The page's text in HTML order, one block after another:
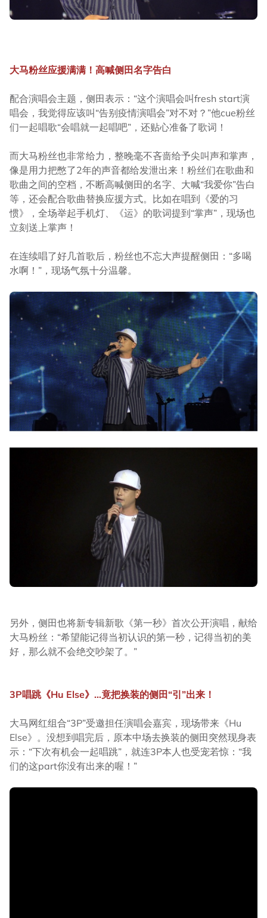
大马粉丝应援满满！高喊侧田名字告白
配合演唱会主题，侧田表示：“这个演唱会叫fresh start演
唱会，我觉得应该叫“告别疫情演唱会”对不对？”他cue粉丝
们一起唱歌“会唱就一起唱吧”，还贴心准备了歌词！
而大马粉丝也非常给力，整晚毫不吝啬给予尖叫声和掌声，
像是用力把憋了2年的声音都给发泄出来！粉丝们在歌曲和
歌曲之间的空档，不断高喊侧田的名字、大喊“我爱你”告白
等，还会配合歌曲替换应援方式。比如在唱到《爱的习
惯》，全场举起手机灯、《运》的歌词提到“掌声”，现场也
立刻送上掌声！
在连续唱了好几首歌后，粉丝也不忘大声提醒侧田：“多喝
水啊！”，现场气氛十分温馨。
另外，侧田也将新专辑新歌《第一秒》首次公开演唱，献给
大马粉丝：“希望能记得当初认识的第一秒，记得当初的美
好，那么就不会绝交吵架了。”
3P唱跳《Hu Else》...竟把换装的侧田“引”出来！
大马网红组合“3P”受邀担任演唱会嘉宾，现场带来《Hu
Else》。没想到唱完后，原本中场去换装的侧田突然现身表
示：“下次有机会一起唱跳”，就连3P本人也受宠若惊：“我
们的这part你没有出来的喔！”